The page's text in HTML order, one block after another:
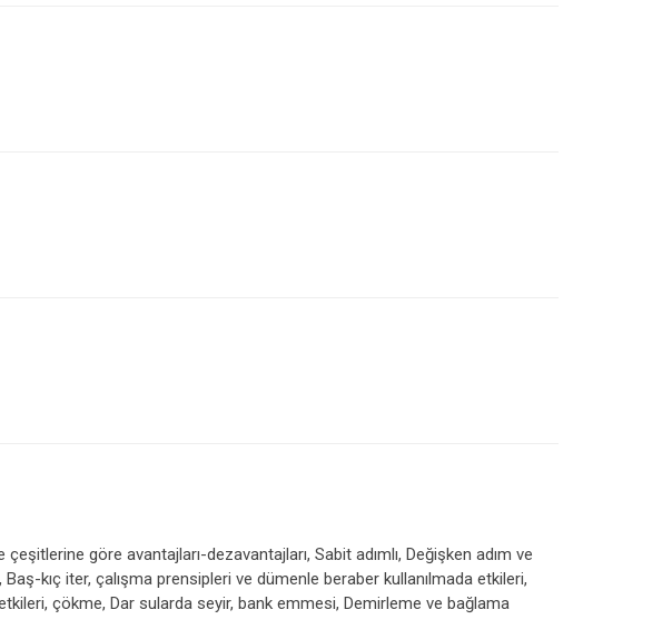
göre avantajları-dezavantajları, Sabit adımlı, Değişken adım ve
kıç iter, çalışma prensipleri ve dümenle beraber kullanılmada etkileri,
çökme, Dar sularda seyir, bank emmesi, Demirleme ve bağlama